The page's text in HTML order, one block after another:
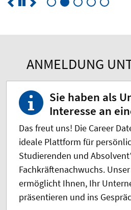
ANMELDUNG
Sie haben als
Interesse an
Das freut uns! Die Career
ideale Plattform für
Studierenden und
Fachkräftenachwuchs.
ermöglicht Ihnen, Ihr
präsentieren und ins